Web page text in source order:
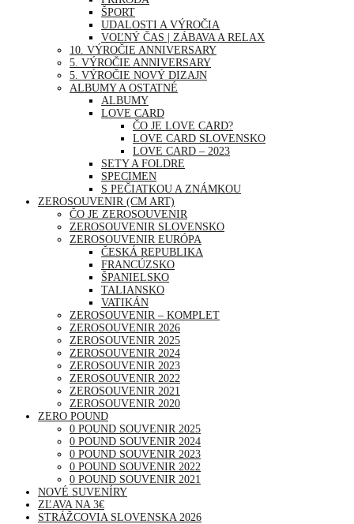
ŠPORT
UDALOSTI A VÝROČIA
VOĽNÝ ČAS | ZÁBAVA A RELAX
10. VÝROČIE ANNIVERSARY
5. VÝROČIE ANNIVERSARY
5. VÝROČIE NOVÝ DIZAJN
ALBUMY A OSTATNÉ
ALBUMY
LOVE CARD
ČO JE LOVE CARD?
LOVE CARD SLOVENSKO
LOVE CARD – 2023
SETY A FOLDRE
SPECIMEN
S PEČIATKOU A ZNÁMKOU
ZEROSOUVENIR (CM ART)
ČO JE ZEROSOUVENIR
ZEROSOUVENIR SLOVENSKO
ZEROSOUVENIR EURÓPA
ČESKÁ REPUBLIKA
FRANCÚZSKO
ŠPANIELSKO
TALIANSKO
VATIKÁN
ZEROSOUVENIR – KOMPLET
ZEROSOUVENIR 2026
ZEROSOUVENIR 2025
ZEROSOUVENIR 2024
ZEROSOUVENIR 2023
ZEROSOUVENIR 2022
ZEROSOUVENIR 2021
ZEROSOUVENIR 2020
ZERO POUND
0 POUND SOUVENIR 2025
0 POUND SOUVENIR 2024
0 POUND SOUVENIR 2023
0 POUND SOUVENIR 2022
0 POUND SOUVENIR 2021
NOVÉ SUVENÍRY
ZĽAVA NA 3€
STRÁŽCOVIA SLOVENSKA 2026